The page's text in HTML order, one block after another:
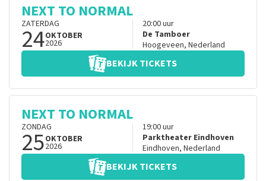
NEXT TO NORMAL
ZATERDAG
24OKTOBER
2026
20:00uur
De Tamboer
Hoogeveen, Nederland
BEKIJK TICKETS
NEXT TO NORMAL
ZONDAG
25OKTOBER
2026
19:00uur
Parktheater Eindhoven
Eindhoven, Nederland
BEKIJK TICKETS